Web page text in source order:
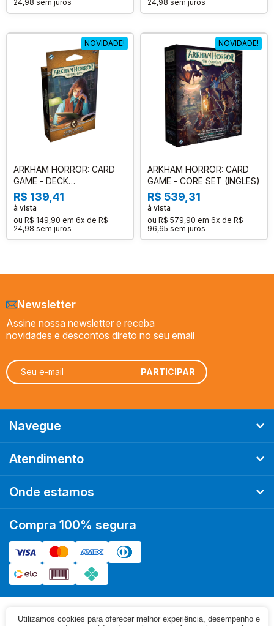
24,98 sem juros
24,98 sem juros
NOVIDADE!
ARKHAM HORROR: CARD
GAME - DECK
INVESTIGADOR CAROLYN
FERN INGLES
R$ 139,41
à vista
ou R$ 149,90 em 6x de R$
24,98 sem juros
NOVIDADE!
ARKHAM HORROR: CARD
GAME - CORE SET (INGLES)
R$ 539,31
à vista
ou R$ 579,90 em 6x de R$
96,65 sem juros
Newsletter
Assine nossa newsletter e receba
novidades e descontos direto no seu email
Navegue
Atendimento
Onde estamos
Compra 100% segura
Utilizamos cookies para oferecer melhor experiência, desempenho e